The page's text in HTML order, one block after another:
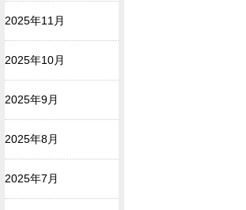
2025年11月
2025年10月
2025年9月
2025年8月
2025年7月